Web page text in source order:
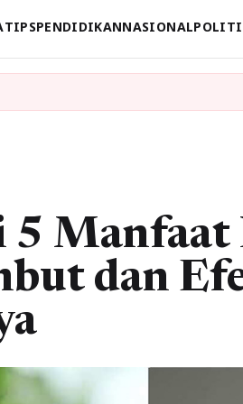
TIPSPENDIDIKANNASIONAL
5 Manfaat
dan